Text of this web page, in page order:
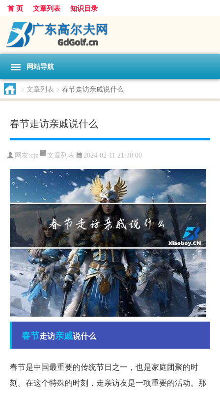
首 页 文章列表 知识目录
网站导航
> 文章列表 > 春节走访亲戚说什么
春节走访亲戚说什么
网友:cjz 文章列表 2024-02-11 21:30:00
春节走访亲戚说什么
春节是中国最重要的传统节日之一，也是家庭团聚的时
刻。在这个特殊的时刻，走亲访友是一项重要的活动。那